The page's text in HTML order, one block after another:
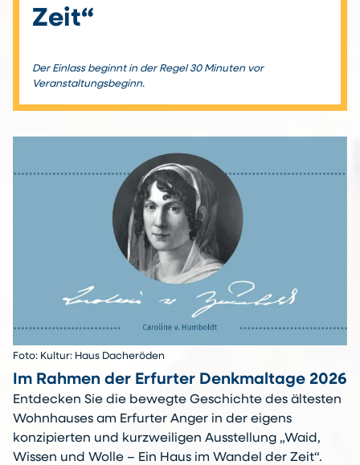
Zeit“
Der Einlass beginnt in der Regel 30 Minuten vor
Veranstaltungsbeginn.
Foto: Kultur: Haus Dacheröden
Im Rahmen der Erfurter Denkmaltage 2026
Entdecken Sie die bewegte Geschichte des ältesten
Wohnhauses am Erfurter Anger in der eigens
konzipierten und kurzweiligen Ausstellung „Waid,
Wissen und Wolle – Ein Haus im Wandel der Zeit“.